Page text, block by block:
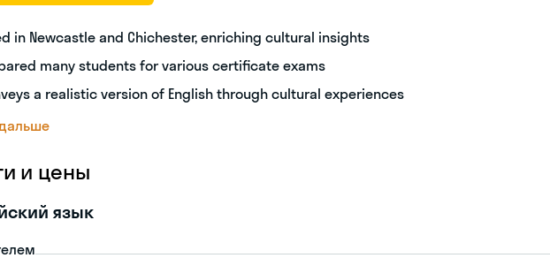
in Newcastle and Chichester, enriching cultural insights
many students for various certificate exams
a realistic version of English through cultural experiences
и цены
язык